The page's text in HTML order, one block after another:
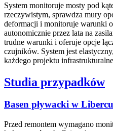
System monitoruje mosty pod
rzeczywistym, sprawdza mury
deformacji i monitoruje warunki
autonomicznie przez lata na
trudne warunki i oferuje opcje
czujników. System jest
każdego projektu
Studia przypadków
Basen pływacki w Libercu
Przed remontem wymagano